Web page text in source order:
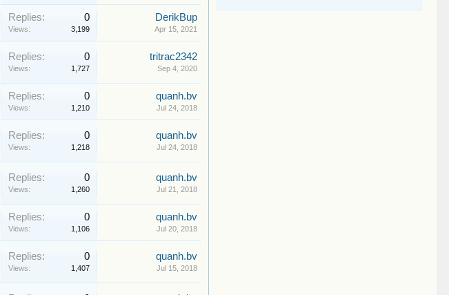
Replies: 0
Views: 3,199
DerikBup
Apr 15, 2021
Replies: 0
Views: 1,727
tritrac2342
Sep 4, 2020
Replies: 0
Views: 1,210
quanh.bv
Jul 24, 2018
Replies: 0
Views: 1,218
quanh.bv
Jul 24, 2018
Replies: 0
Views: 1,260
quanh.bv
Jul 21, 2018
Replies: 0
Views: 1,106
quanh.bv
Jul 20, 2018
Replies: 0
Views: 1,407
quanh.bv
Jul 15, 2018